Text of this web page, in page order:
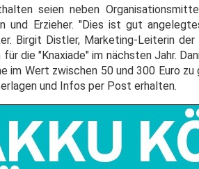
seien neben
und Erzieher. "Dies ist gut
Birgit Distler, Marketing-Leiterin
die "Knaxiade" im nächsten Jahr.
im Wert zwischen 50 und 300 Euro
und Infos per Post erhalten.